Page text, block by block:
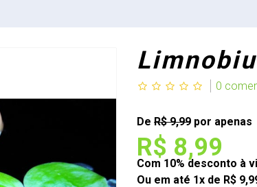
0
De R$ 9,99 por apenas
R$ 8,99
Com 10% desconto à
Ou em até 1x de R$